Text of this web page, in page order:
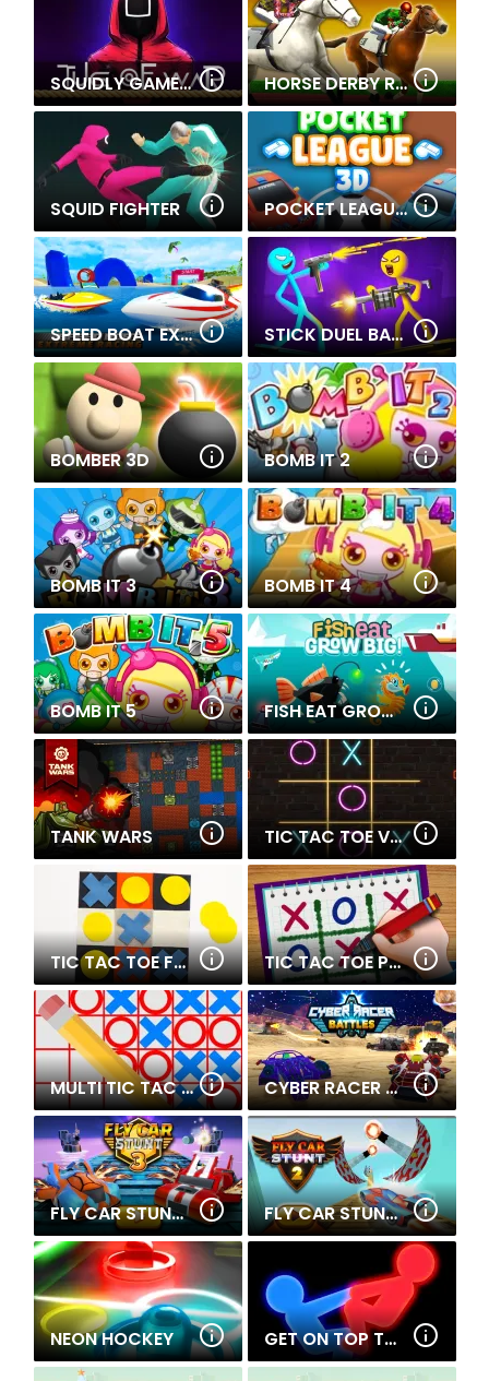
SQUIDLY GAME TUG OF WAR HORSE DERBY RACING
SQUID FIGHTER POCKET LEAGUE 3D
SPEED BOAT EXTREME RACING STICK DUEL BATTLE
BOMBER 3D BOMB IT 2
BOMB IT 3 BOMB IT 4
BOMB IT 5 FISH EAT GROW BIG
TANK WARS TIC TAC TOE VEGAS
TIC TAC TOE FREE TIC TAC TOE PAPER NOTE 2
MULTI TIC TAC TOE CYBER RACER BATTLES
FLY CAR STUNT 3 FLY CAR STUNT 2
NEON HOCKEY GET ON TOP TOUCH